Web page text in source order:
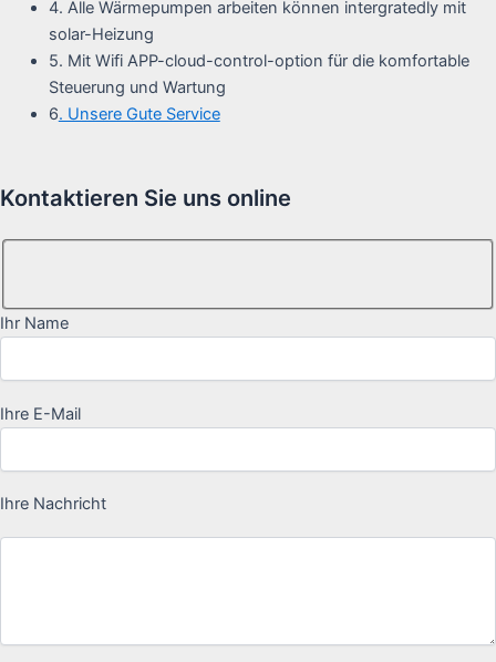
4. Alle Wärmepumpen arbeiten können intergratedly mit
solar-Heizung
5. Mit Wifi APP-cloud-control-option für die komfortable
Steuerung und Wartung
6. Unsere Gute Service
Kontaktieren Sie uns online
Ihr Name
Ihre E-Mail
Ihre Nachricht